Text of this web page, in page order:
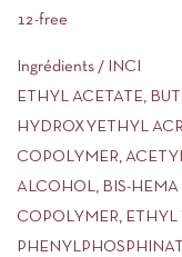
12-free
Ingrédients / INCI
ETHYL ACETATE,
HYDROXYETHYL
COPOLYMER,
ALCOHOL, BIS-HEMA
COPOLYMER,